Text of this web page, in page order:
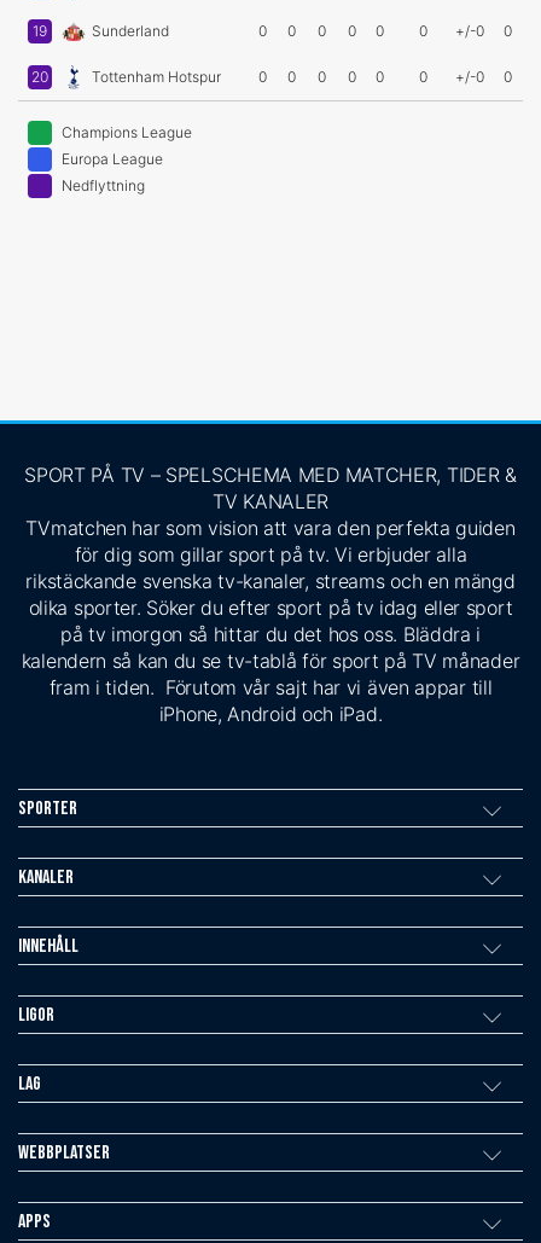
19 Sunderland 0 0 0 0 0 0 +/-0 0
20 Tottenham Hotspur 0 0 0 0 0 0 +/-0 0
Champions League
Europa League
Nedflyttning
SPORT PÅ TV – SPELSCHEMA MED MATCHER, TIDER &
TV KANALER
TVmatchen har som vision att vara den perfekta guiden
för dig som gillar sport på tv. Vi erbjuder alla
rikstäckande svenska tv-kanaler, streams och en mängd
olika sporter. Söker du efter sport på tv idag eller sport
på tv imorgon så hittar du det hos oss. Bläddra i
kalendern så kan du se tv-tablå för sport på TV månader
fram i tiden. Förutom vår sajt har vi även appar till
iPhone, Android och iPad.
Sporter
Kanaler
Innehåll
Ligor
Lag
Webbplatser
Apps